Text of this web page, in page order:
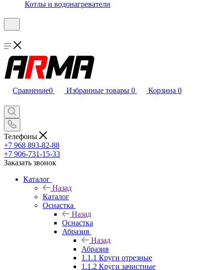
Котлы и водонагреватели
Сравнение0 Избранные товары 0 Корзина 0
Телефоны
+7 968 893-82-88
+7 906-731-15-33
Заказать звонок
Каталог
Назад
Каталог
Оснастка
Назад
Оснастка
Абразив
Назад
Абразив
1.1.1 Круги отрезные
1.1.2 Круги зачистные